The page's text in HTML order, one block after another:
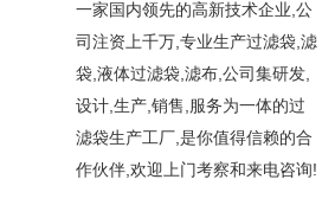
一家国内领先的高新技术企业,公
司注资上千万,专业生产过滤袋,滤
袋,液体过滤袋,滤布,公司集研发,
设计,生产,销售,服务为一体的过
滤袋生产工厂,是你值得信赖的合
作伙伴,欢迎上门考察和来电咨询!